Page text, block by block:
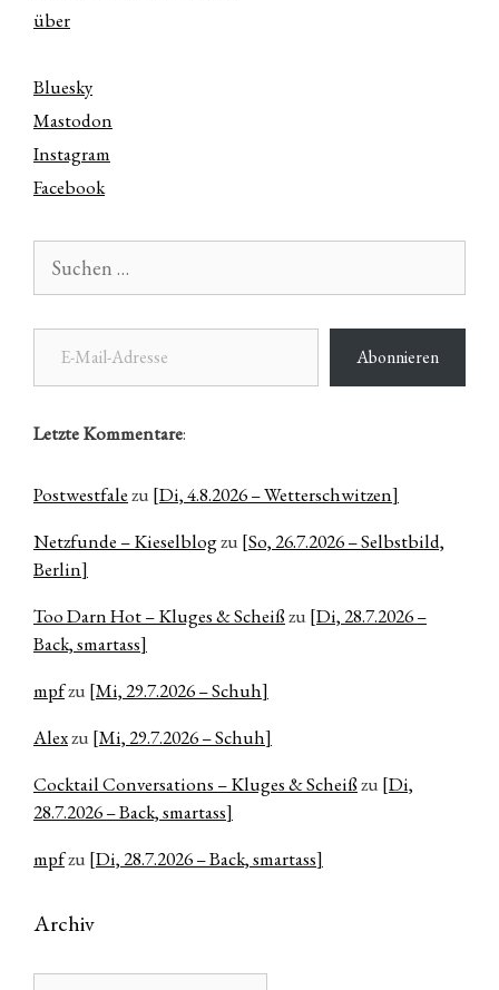
über
Bluesky
Mastodon
Instagram
Facebook
nach:
E-Mail-Adresse
Abonnieren
Letzte Kommentare:
Postwestfalezu [Di, 4.8.2026 – Wetterschwitzen]
Netzfunde – Kieselblogzu [So, 26.7.2026 – Selbstbild,
Berlin]
Too Darn Hot – Kluges & Scheißzu [Di, 28.7.2026 –
Back, smartass]
mpfzu [Mi, 29.7.2026 – Schuh]
Alexzu [Mi, 29.7.2026 – Schuh]
Cocktail Conversations – Kluges & Scheißzu [Di,
28.7.2026 – Back, smartass]
mpfzu [Di, 28.7.2026 – Back, smartass]
Archiv